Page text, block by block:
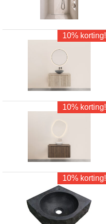
10% korting!
10% korting!
10% korting!